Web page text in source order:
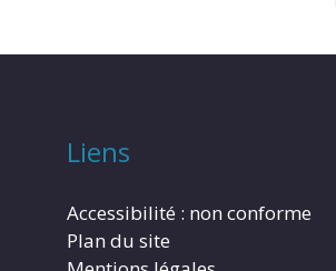
Liens
Accessibilité : non conforme
Plan du site